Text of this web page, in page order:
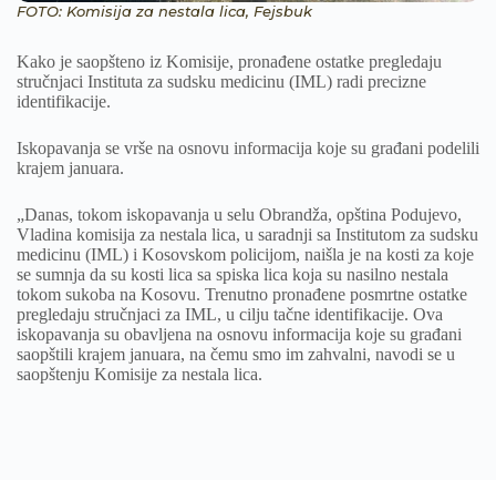
FOTO: Komisija za nestala lica, Fejsbuk
Kako je saopšteno iz Komisije, pronađene ostatke pregledaju
stručnjaci Instituta za sudsku medicinu (IML) radi precizne
identifikacije.
Iskopavanja se vrše na osnovu informacija koje su građani podelili
krajem januara.
„Danas, tokom iskopavanja u selu Obrandža, opština Podujevo,
Vladina komisija za nestala lica, u saradnji sa Institutom za sudsku
medicinu (IML) i Kosovskom policijom, naišla je na kosti za koje
se sumnja da su kosti lica sa spiska lica koja su nasilno nestala
tokom sukoba na Kosovu. Trenutno pronađene posmrtne ostatke
pregledaju stručnjaci za IML, u cilju tačne identifikacije. Ova
iskopavanja su obavljena na osnovu informacija koje su građani
saopštili krajem januara, na čemu smo im zahvalni, navodi se u
saopštenju Komisije za nestala lica.